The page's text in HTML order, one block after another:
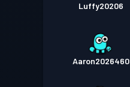
Luffy20206
Aaron2026460